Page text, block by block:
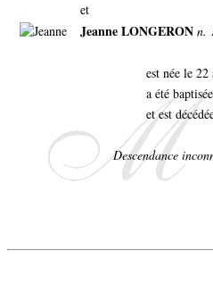
et
Jeanne LONGERON n.
est née le
a été
et est
Descendance